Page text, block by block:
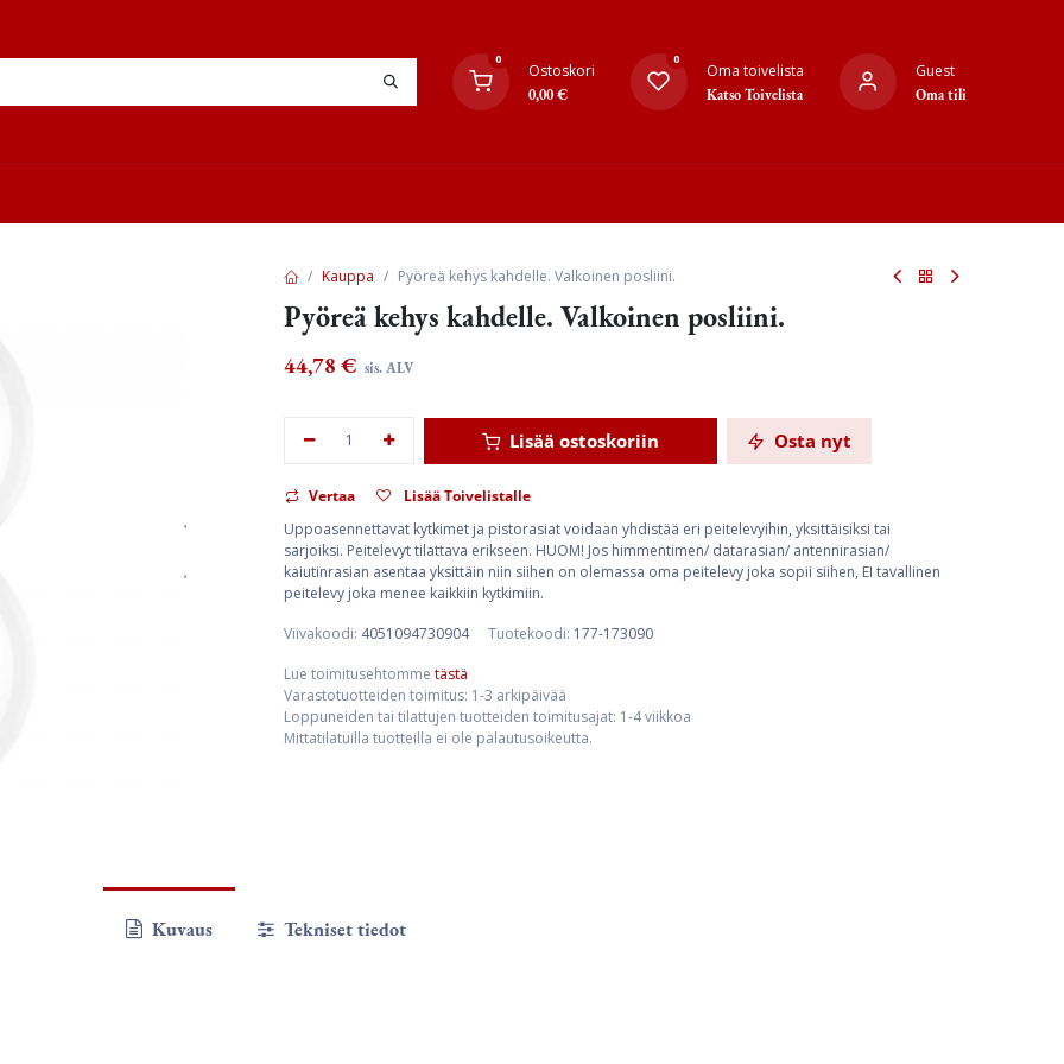
0
Ostoskori
0,00€
0
Oma toivelista
Katso Toivelista
Guest
Oma tili
Kauppa Pyöreä kehys kahdelle. Valkoinen posliini.
Pyöreä kehys kahdelle. Valkoinen posliini.
44,78 € sis. ALV
Lisää ostoskoriin Osta nyt
Vertaa
Lisää Toivelistalle
Uppoasennettavat kytkimet ja pistorasiat voidaan yhdistää eri peitelevyihin, yksittäisiksi tai
sarjoiksi. Peitelevyt tilattava erikseen. HUOM! Jos himmentimen/ datarasian/ antennirasian/
kaiutinrasian asentaa yksittäin niin siihen on olemassa oma peitelevy joka sopii siihen, EI tavallinen
peitelevy joka menee kaikkiin kytkimiin.
Viivakoodi: 4051094730904 Tuotekoodi: 177-173090
Lue toimitusehtomme tästä
Varastotuotteiden toimitus: 1-3 arkipäivää
Loppuneiden tai tilattujen tuotteiden toimitusajat: 1-4 viikkoa
Mittatilatuilla tuotteilla ei ole palautusoikeutta.
Kuvaus Tekniset tiedot